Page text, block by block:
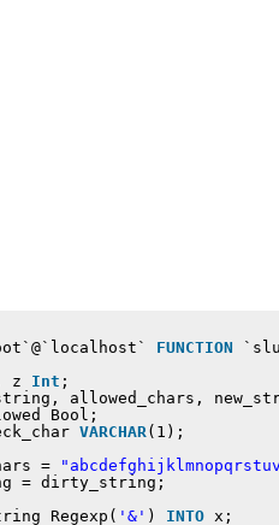
FUNCTION
z Int ;
allowed_chars,
Bool;
VARCHAR(1);
=
= dirty_string;
Regexp( '&' ) INTO x;